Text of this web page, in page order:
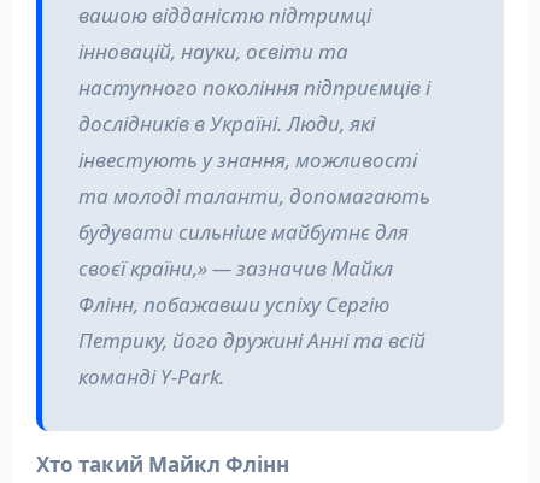
вашою відданістю підтримці
інновацій, науки, освіти та
наступного покоління підприємців і
дослідників в Україні. Люди, які
інвестують у знання, можливості
та молоді таланти, допомагають
будувати сильніше майбутнє для
своєї країни,» — зазначив Майкл
Флінн, побажавши успіху Сергію
Петрику, його дружині Анні та всій
команді Y-Park.
Хто такий Майкл Флінн